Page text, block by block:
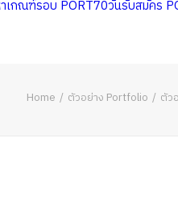
เกณฑ์รอบ PORT70วันรับสมัคร
Home ตัวอย่าง Portfolio ตัว